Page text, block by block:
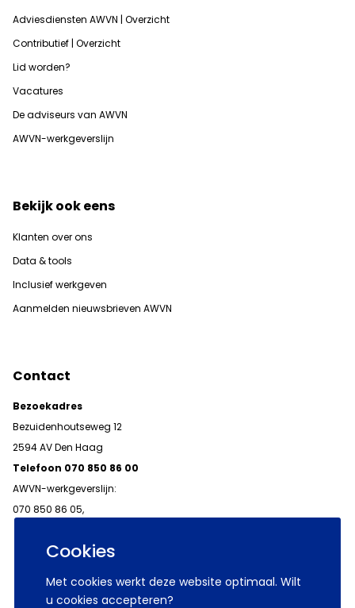
Cookies
Met cookies werkt deze website optimaal. Wilt
u cookies accepteren?
Adviesdiensten AWVN | Overzicht
Contributief | Overzicht
Lid worden?
Vacatures
De adviseurs van AWVN
AWVN-werkgeverslijn
Bekijk ook eens
Klanten over ons
Data & tools
Inclusief werkgeven
Aanmelden nieuwsbrieven AWVN
Contact
Bezoekadres
Bezuidenhoutseweg 12
2594 AV Den Haag
Telefoon 070 850 86 00
AWVN-werkgeverslijn:
070 850 86 05,
© 2026 AWVN